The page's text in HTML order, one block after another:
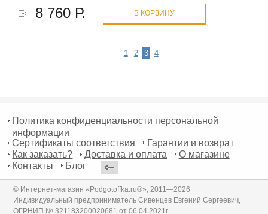
8 760 Р. В КОРЗИНУ
1 2 3 4
Политика конфиденциальности персональной
информации
Сертификаты соответствия
Гарантии и возврат
Как заказать?
Доставка и оплата
О магазине
Контакты
Блог
© Интернет-магазин «Podgotoffka.ru®», 2011—2026
Индивидуальный предприниматель Сивенцев Евгений Сергеевич,
ОГРНИП № 321183200020681 от 06.04.2021г.